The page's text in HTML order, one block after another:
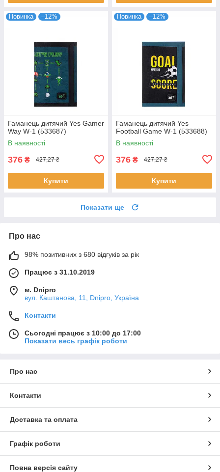
Новинка –12%
Гаманець дитячий Yes Gamer
Way W-1 (533687)
В наявності
376 ₴ 427,27 ₴
Купити
Новинка –12%
Гаманець дитячий Yes
Football Game W-1 (533688)
В наявності
376 ₴ 427,27 ₴
Купити
Показати ще
Про нас
98% позитивних з 680 відгуків за рік
Працює з 31.10.2019
м. Dnipro
вул. Каштанова, 11, Dnipro, Україна
Контакти
Сьогодні працює з 10:00 до 17:00
Показати весь графік роботи
Про нас
Контакти
Доставка та оплата
Графік роботи
Повна версія сайту